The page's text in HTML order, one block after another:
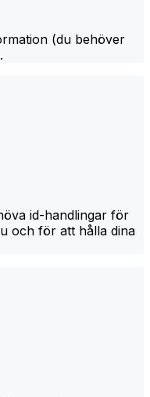
(du behöver
id-handlingar för
och för att hålla dina